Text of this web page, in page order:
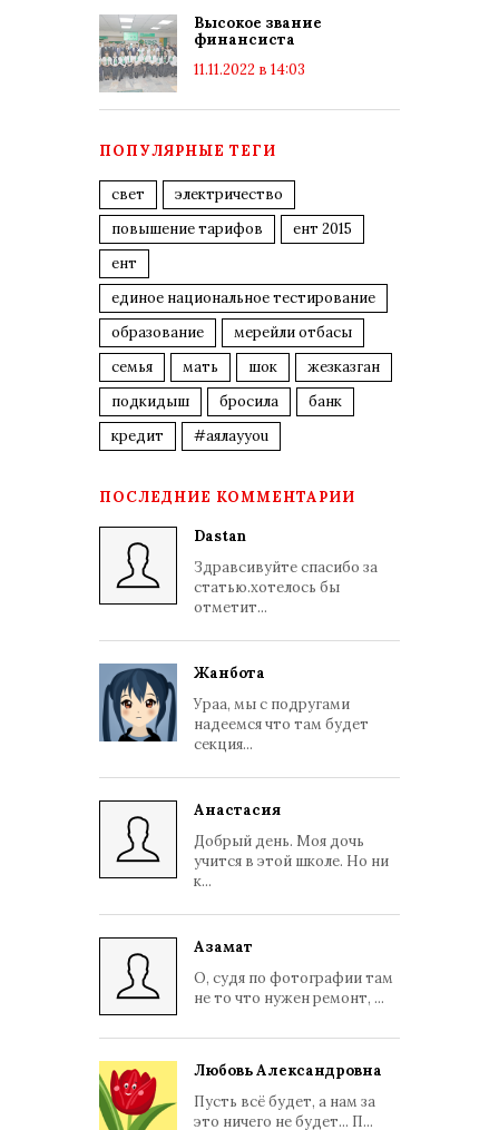
Высокое звание
финансиста
11.11.2022 в 14:03
ПОПУЛЯРНЫЕ ТЕГИ
свет
электричество
повышение тарифов
ент 2015
ент
единое национальное тестирование
образование
мерейли отбасы
семья
мать шок
жезказган
подкидыш
бросила
банк
кредит
#аялауyou
ПОСЛЕДНИЕ КОММЕНТАРИИ
Dastan
Здравсивуйте спасибо за
статью.хотелось бы
отметит...
Жанбота
Ураа, мы с подругами
надеемся что там будет
секция...
Анастасия
Добрый день. Моя дочь
учится в этой школе. Но ни
к...
Азамат
О, судя по фотографии там
не то что нужен ремонт, ...
Любовь Александровна
Пусть всё будет, а нам за
это ничего не будет... П...